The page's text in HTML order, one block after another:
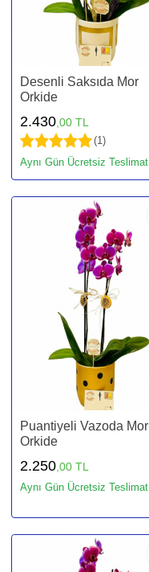
Desenli Saksıda Mor
Orkide
2.430 ,00 TL
(1)
Aynı Gün Ücretsiz Teslimat
Puantiyeli Vazoda Mor
Orkide
2.250 ,00 TL
Aynı Gün Ücretsiz Teslimat